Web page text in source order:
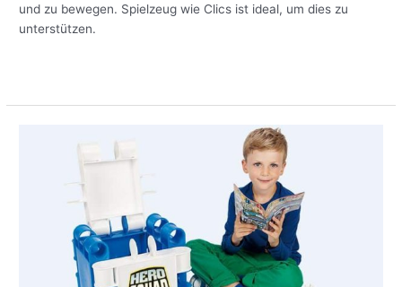
und zu bewegen. Spielzeug wie Clics ist ideal, um dies zu
unterstützen.
Weihnachtswunschzettel:
Spitzenreiter